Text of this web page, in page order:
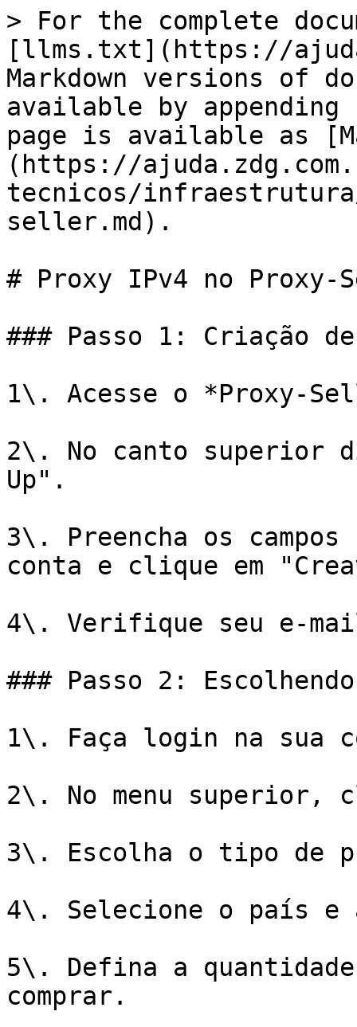
> For the complete
[llms.txt](https://
Markdown versions of
available by
page is available as
(https://
tecnicos/
seller.md).
# Proxy IPv4 no Proxy-
### Passo 1: Criação
1\. Acesse o *Proxy-
2\. No canto superior
Up".
3\. Preencha os
conta e clique em
4\. Verifique seu e-
### Passo 2:
1\. Faça login na sua
2\. No menu superior,
3\. Escolha o tipo de
4\. Selecione o país e
5\. Defina a
comprar.